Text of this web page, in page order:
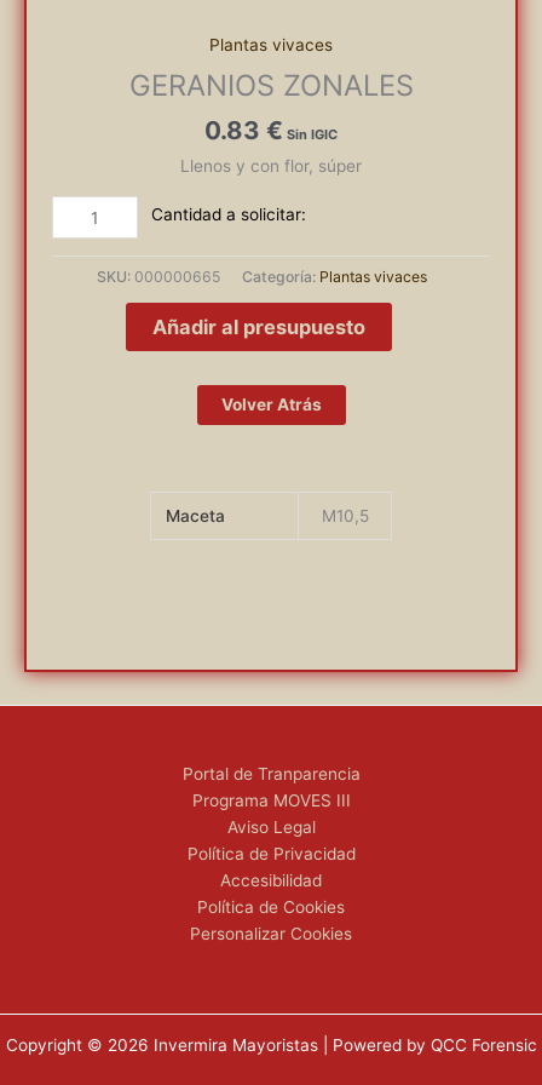
Plantas vivaces
GERANIOS ZONALES
0.83 €
Llenos y con flor, súper
GERANIOS
ZONALES
cantidad
SKU: 000000665 Categoría: Plantas vivaces
Añadir al presupuesto
Volver Atrás
Maceta M10,5
Portal de Tranparencia
Programa MOVES III
Aviso Legal
Política de Privacidad
Accesibilidad
Política de Cookies
Personalizar Cookies
Copyright © 2026 Invermira Mayoristas | Powered by QCC Forensic